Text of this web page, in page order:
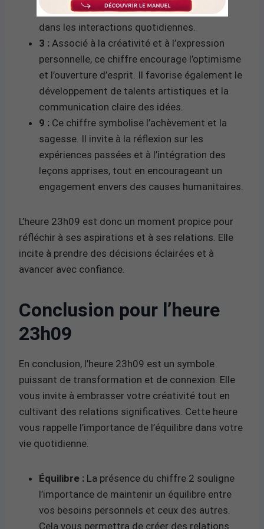
incitant à la coopération et à la diplomatie
dans les interactions quotidiennes.
3 : Associé à la créativité et à l’expression
personnelle, ce chiffre encourage l’optimisme
et l’ouverture d’esprit. Il favorise également le
développement de talents artistiques et la
communication claire des idées.
9 : Ce chiffre symbolise l’achèvement et la
sagesse. Il invite à la réflexion sur les
expériences passées et à l’intégration des
leçons apprises, tout en encourageant un
engagement envers des causes humanitaires.
L’heure 23h09 est donc un moment propice pour
réfléchir à ses aspirations et à ses relations. Elle
incite à prendre des décisions éclairées et à
avancer avec confiance.
Conclusion pour l’heure
23h09
En conclusion, l’heure 23h09 est un symbole
puissant de transformation et de connexion. Elle
vous invite à embrasser votre créativité tout en
cultivant des relations significatives. Cette heure
vous rappelle l’importance de l’équilibre dans votre
vie quotidienne.
Équilibre : La présence du chiffre 2 souligne
l’importance de maintenir un équilibre entre
vos besoins personnels et ceux des autres.
Cela vous permettra de créer des relations